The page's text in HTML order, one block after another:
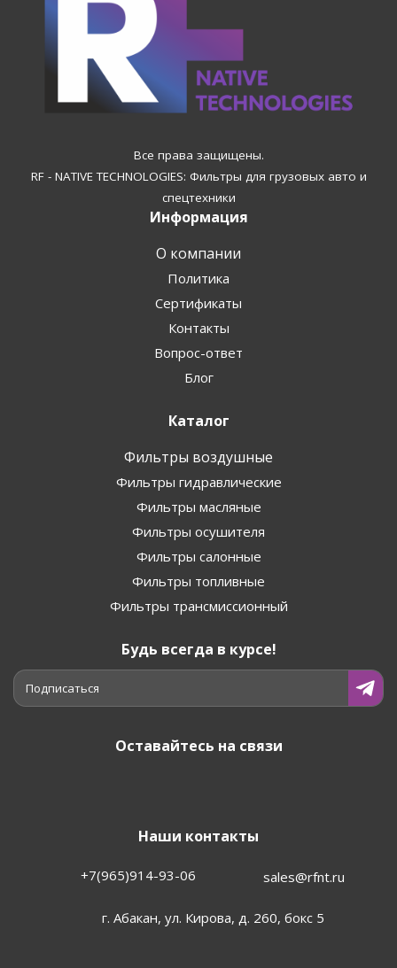
Все права защищены.
RF - NATIVE TECHNOLOGIES: Фильтры для грузовых авто и
спецтехники
Информация
О компании
Политика
Сертификаты
Контакты
Вопрос-ответ
Блог
Каталог
Фильтры воздушные
Фильтры гидравлические
Фильтры масляные
Фильтры осушителя
Фильтры салонные
Фильтры топливные
Фильтры трансмиссионный
Будь всегда в курсе!
Подписаться
Оставайтесь на связи
Наши контакты
+7(965)914-93-06 sales@rfnt.ru
г. Абакан, ул. Кирова, д. 260, бокс 5